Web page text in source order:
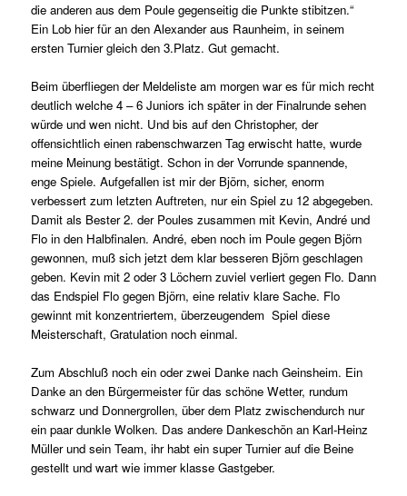
die anderen aus dem Poule gegenseitig die Punkte stibitzen.“
Ein Lob hier für an den Alexander aus Raunheim, in seinem
ersten Turnier gleich den 3.Platz. Gut gemacht.
Beim überfliegen der Meldeliste am morgen war es für mich recht
deutlich welche 4 – 6 Juniors ich später in der Finalrunde sehen
würde und wen nicht. Und bis auf den Christopher, der
offensichtlich einen rabenschwarzen Tag erwischt hatte, wurde
meine Meinung bestätigt. Schon in der Vorrunde spannende,
enge Spiele. Aufgefallen ist mir der Björn, sicher, enorm
verbessert zum letzten Auftreten, nur ein Spiel zu 12 abgegeben.
Damit als Bester 2. der Poules zusammen mit Kevin, André und
Flo in den Halbfinalen. André, eben noch im Poule gegen Björn
gewonnen, muß sich jetzt dem klar besseren Björn geschlagen
geben. Kevin mit 2 oder 3 Löchern zuviel verliert gegen Flo. Dann
das Endspiel Flo gegen Björn, eine relativ klare Sache. Flo
gewinnt mit konzentriertem, überzeugendem Spiel diese
Meisterschaft, Gratulation noch einmal.
Zum Abschluß noch ein oder zwei Danke nach Geinsheim. Ein
Danke an den Bürgermeister für das schöne Wetter, rundum
schwarz und Donnergrollen, über dem Platz zwischendurch nur
ein paar dunkle Wolken. Das andere Dankeschön an Karl-Heinz
Müller und sein Team, ihr habt ein super Turnier auf die Beine
gestellt und wart wie immer klasse Gastgeber.